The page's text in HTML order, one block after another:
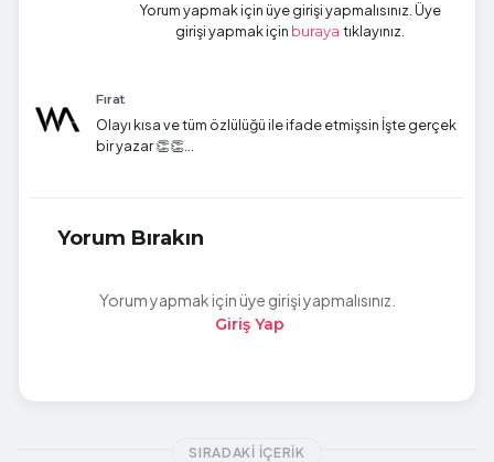
Yorum yapmak için üye girişi yapmalısınız. Üye
girişi yapmak için buraya tıklayınız.
Fırat
Olayı kısa ve tüm özlülüğü ile ifade etmişsin İşte gerçek
bir yazar 👏👏...
Yorum Bırakın
Yorum yapmak için üye girişi yapmalısınız.
Giriş Yap
SIRADAKI İÇERIK